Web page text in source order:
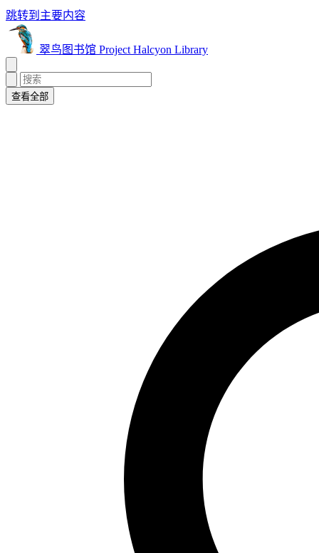
跳转到主要内容
翠鸟图书馆 Project Halcyon Library
查看全部